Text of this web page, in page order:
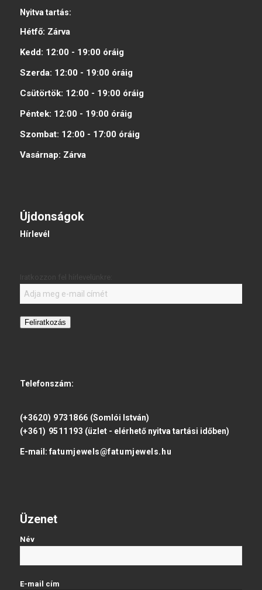
Nyitva tartás:
Hétfő: Zárva
Kedd: 12:00 - 19:00 óráig
Szerda: 12:00 - 19:00 óráig
Csütörtök: 12:00 - 19:00 óráig
Péntek: 12:00 - 19:00 óráig
Szombat: 12:00 - 17:00 óráig
Vasárnap: Zárva
Újdonságok
Hírlevél
Feliratkozás
Telefonszám:
(+3620) 9731866 (Somlói István)
(+361) 9511193 (üzlet - elérhető nyitva tartási időben)
E-mail: fatumjewels@fatumjewels.hu
Üzenet
Név
E-mail cím